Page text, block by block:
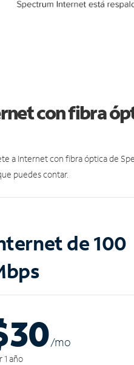
con fibra
a Internet con fibra óptica de
puedes contar.
de 100
/mo
1 año